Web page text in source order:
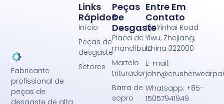
Fabricante
profissional de
peças de
Peças
De
Desgaste
Placa de
mandíbula
Martelo
triturador
Barra de
sopro
Links
Rápidos
Início
Peças de
desgaste
Setores
Entre Em
Contato
127 Yinhai Road
Yiwu, Zhejiang,
China 322000
E-mail:
Whatsapp: +85-
15057941949